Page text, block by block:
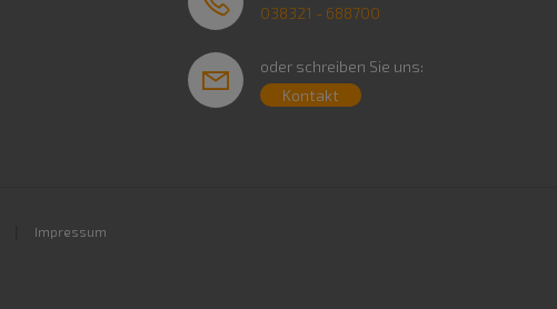
038321 - 688700
oder schreiben Sie uns:
Kontakt
Impressum